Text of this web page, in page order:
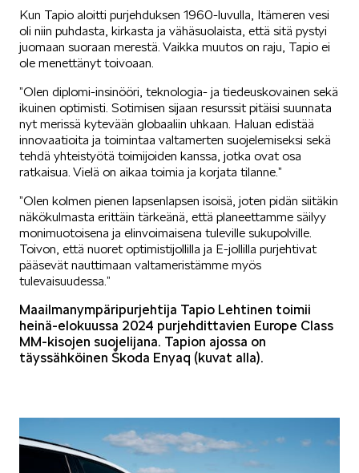
ENYAQ
ELROQ
EPIQ
Kun Tapio aloitti purjehduksen 1960-luvulla, Itämeren vesi
oli niin puhdasta, kirkasta ja vähäsuolaista, että sitä pystyi
juomaan suoraan merestä. Vaikka muutos on raju, Tapio ei
ole menettänyt toivoaan.
”Olen diplomi-insinööri, teknologia- ja tiedeuskovainen sekä
ikuinen optimisti. Sotimisen sijaan resurssit pitäisi suunnata
nyt merissä kytevään globaaliin uhkaan. Haluan edistää
innovaatioita ja toimintaa valtamerten suojelemiseksi sekä
tehdä yhteistyötä toimijoiden kanssa, jotka ovat osa
ratkaisua. Vielä on aikaa toimia ja korjata tilanne.”
”Olen kolmen pienen lapsenlapsen isoisä, joten pidän siitäkin
näkökulmasta erittäin tärkeänä, että planeettamme säilyy
monimuotoisena ja elinvoimaisena tuleville sukupolville.
Toivon, että nuoret optimistijollilla ja E-jollilla purjehtivat
pääsevät nauttimaan valtameristämme myös
tulevaisuudessa.”
Maailmanympäripurjehtija Tapio Lehtinen toimii
heinä-elokuussa 2024 purjehdittavien Europe Class
MM-kisojen suojelijana. Tapion ajossa on
täyssähköinen Škoda Enyaq (kuvat alla).